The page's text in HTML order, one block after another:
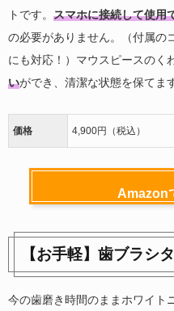
トです。 スマホに接続して使用
の必要がありません。（付属の
にも対応！）マウスピースのく
いができ、清潔な状態を保てま
価格 4,900円（税込）
Amazon
【お手軽】歯ブラシ
今の歯磨き時間のままホワイト